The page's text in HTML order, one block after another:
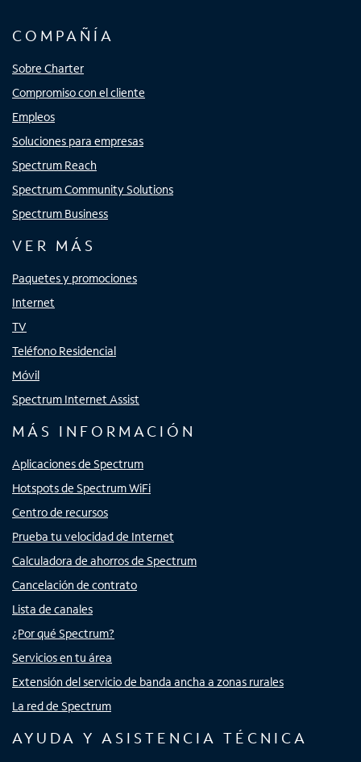
COMPAÑÍA
Sobre Charter
Compromiso con el cliente
Empleos
Soluciones para empresas
Spectrum Reach
Spectrum Community Solutions
Spectrum Business
VER MÁS
Paquetes y promociones
Internet
TV
Teléfono Residencial
Móvil
Spectrum Internet Assist
MÁS INFORMACIÓN
Aplicaciones de Spectrum
Hotspots de Spectrum WiFi
Centro de recursos
Prueba tu velocidad de Internet
Calculadora de ahorros de Spectrum
Cancelación de contrato
Lista de canales
¿Por qué Spectrum?
Servicios en tu área
Extensión del servicio de banda ancha a zonas rurales
La red de Spectrum
AYUDA Y ASISTENCIA TÉCNICA